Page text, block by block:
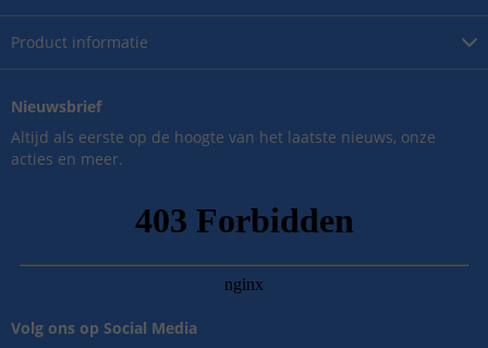
Product informatie
Nieuwsbrief
Altijd als eerste op de hoogte van het laatste nieuws, onze
acties en meer.
Volg ons op Social Media